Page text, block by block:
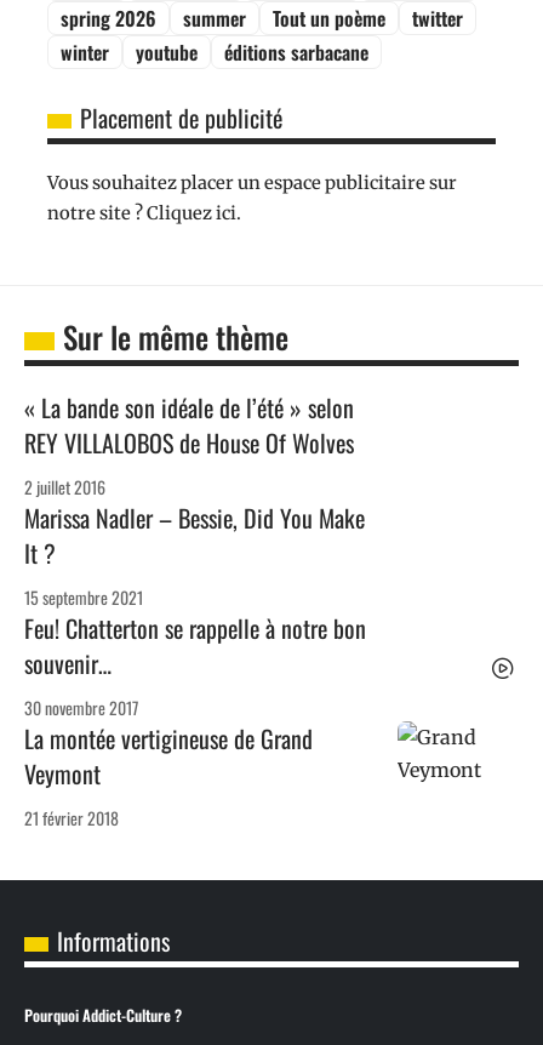
spring 2026
summer Tout un poème
twitter
winter
youtube éditions sarbacane
Placement de publicité
Vous souhaitez placer un espace publicitaire sur
notre site ? Cliquez ici.
Sur le même thème
« La bande son idéale de l’été » selon
REY VILLALOBOS de House Of Wolves
2 juillet 2016
Marissa Nadler – Bessie, Did You Make
It ?
15 septembre 2021
Feu! Chatterton se rappelle à notre bon
souvenir…
30 novembre 2017
La montée vertigineuse de Grand
Veymont
21 février 2018
Informations
Pourquoi Addict-Culture ?